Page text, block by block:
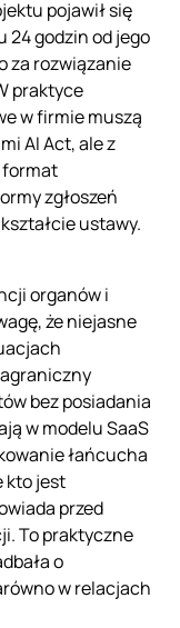
pojawił się
24 godzin od jego
za rozwiązanie
praktyce
w firmie muszą
AI Act, ale z
format
zgłoszeń
ustawy.
organów i
że niejasne
bez posiadania
w modelu SaaS
łańcucha
kto jest
przed
To praktyczne
o
w relacjach